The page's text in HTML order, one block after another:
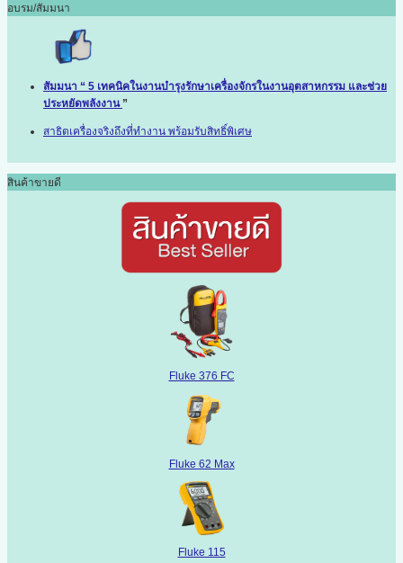
อบรม/สัมมนา
สัมมนา “ 5 เทคนิคในงานบำรุงรักษาเครื่องจักรในงานอุตสาหกรรม และช่วย
ประหยัดพลังงาน ”
สาธิตเครื่องจริงถึงที่ทำงาน พร้อมรับสิทธิ์พิเศษ
สินค้าขายดี
Fluke 376 FC
Fluke 62 Max
Fluke 115